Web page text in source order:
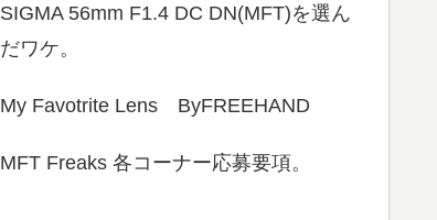
SIGMA 56mm F1.4 DC DN(MFT)を選ん
だワケ。
My Favotrite Lens ByFREEHAND
MFT Freaks 各コーナー応募要項。